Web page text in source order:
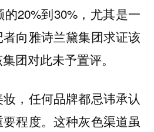
20%到30%，尤其是一
向雅诗兰黛集团求证该
团对此未予置评。
，任何品牌都忌讳承认
程度。这种灰色渠道虽